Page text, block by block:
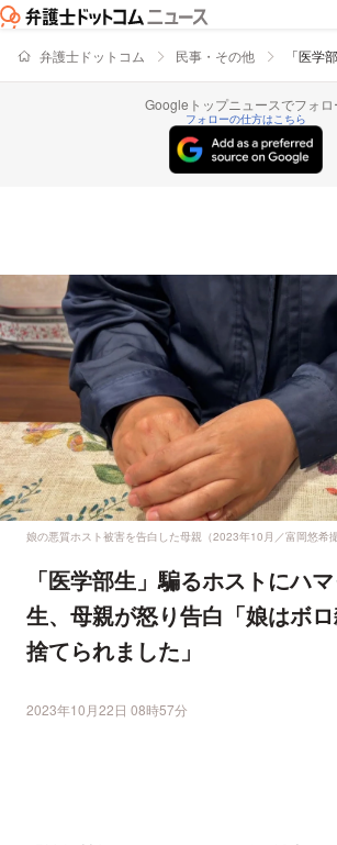
弁護士ドットコム 民事・その他 「医学
Googleトップニュースでフォロ
フォローの仕方はこちら
娘の悪質ホスト被害を告白した母親（2023年10月／富岡悠希撮
「医学部生」騙るホストにハ
生、母親が怒り告白「娘はボ
捨てられました」
2023年10月22日 08時57分